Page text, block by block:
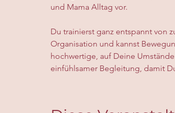
und Mama Alltag vor.
Du trainierst ganz entspannt von
Organisation und kannst
hochwertige, auf Deine
einfühlsamer Begleitung, damit